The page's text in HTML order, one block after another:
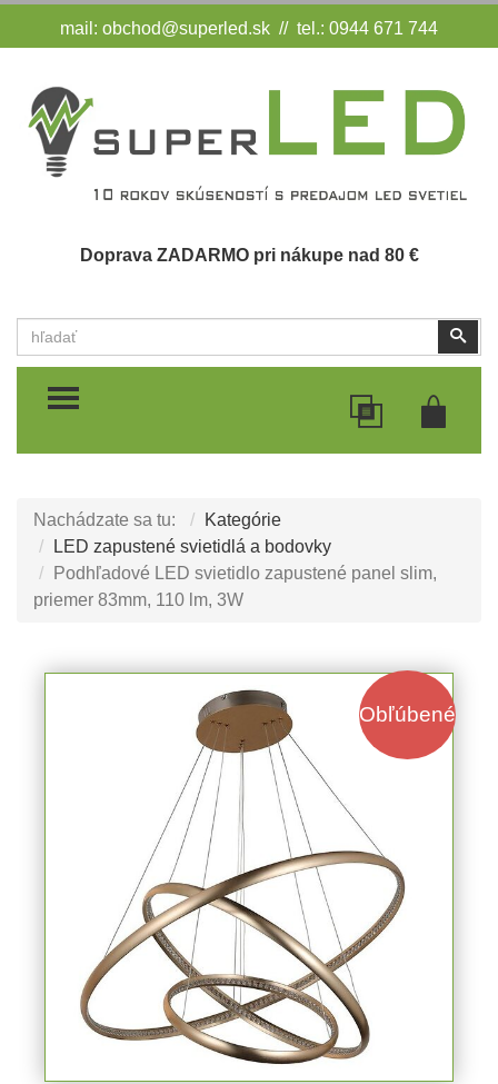
mail: obchod@superled.sk // tel.: 0944 671 744
Doprava ZADARMO pri nákupe nad 80 €
Vyhľadať
TOGGLE MENU
Nachádzate sa tu:
Kategórie
LED zapustené svietidlá a bodovky
Podhľadové LED svietidlo zapustené panel slim,
priemer 83mm, 110 lm, 3W
Obľúbené